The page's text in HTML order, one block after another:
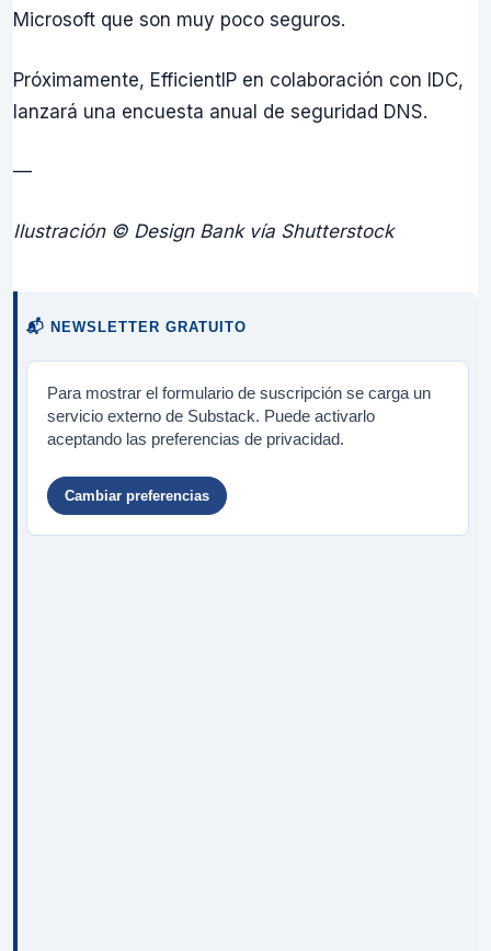
Microsoft que son muy poco seguros.
Próximamente, EfficientIP en colaboración con IDC,
lanzará una encuesta anual de seguridad DNS.
—
Ilustración © Design Bank vía Shutterstock
📬 NEWSLETTER GRATUITO
Para mostrar el formulario de suscripción se carga un
servicio externo de Substack. Puede activarlo
aceptando las preferencias de privacidad.
Cambiar preferencias